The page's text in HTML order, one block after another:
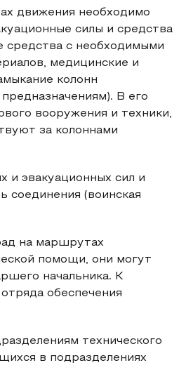
движения необходимо
силы и средства
средства с необходимыми
медицинские и
колонн
В его
вооружения и техники,
за колоннами
и эвакуационных сил и
соединения (воинская
на маршрутах
помощи, они могут
начальника. К
обеспечения
технического
в подразделениях